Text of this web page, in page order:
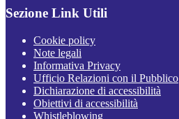
Sezione Link Utili
Cookie policy
Note legali
Informativa Privacy
Ufficio Relazioni con il Pubblico
Dichiarazione di accessibilità
Obiettivi di accessibilità
Whistleblowing